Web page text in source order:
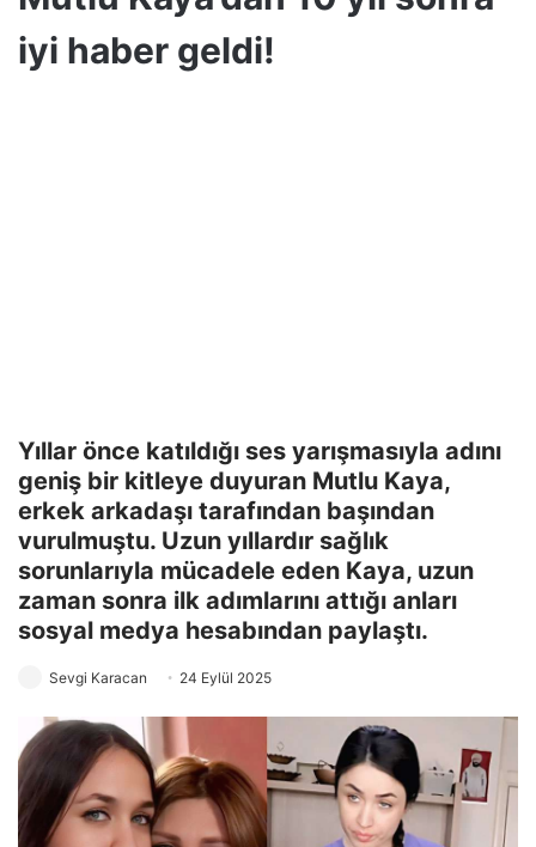
iyi haber geldi!
Yıllar önce katıldığı ses yarışmasıyla adını
geniş bir kitleye duyuran Mutlu Kaya,
erkek arkadaşı tarafından başından
vurulmuştu. Uzun yıllardır sağlık
sorunlarıyla mücadele eden Kaya, uzun
zaman sonra ilk adımlarını attığı anları
sosyal medya hesabından paylaştı.
Sevgi Karacan 24 Eylül 2025